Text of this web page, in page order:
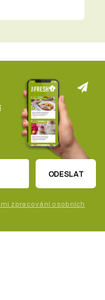
ODESLAT
zpracování osobních